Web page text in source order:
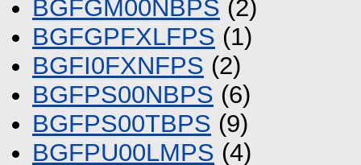
BGFGM00NBPS (2)
BGFGPFXLFPS (1)
BGFI0FXNFPS (2)
BGFPS00NBPS (6)
BGFPS00TBPS (9)
BGFPU00LMPS (4)